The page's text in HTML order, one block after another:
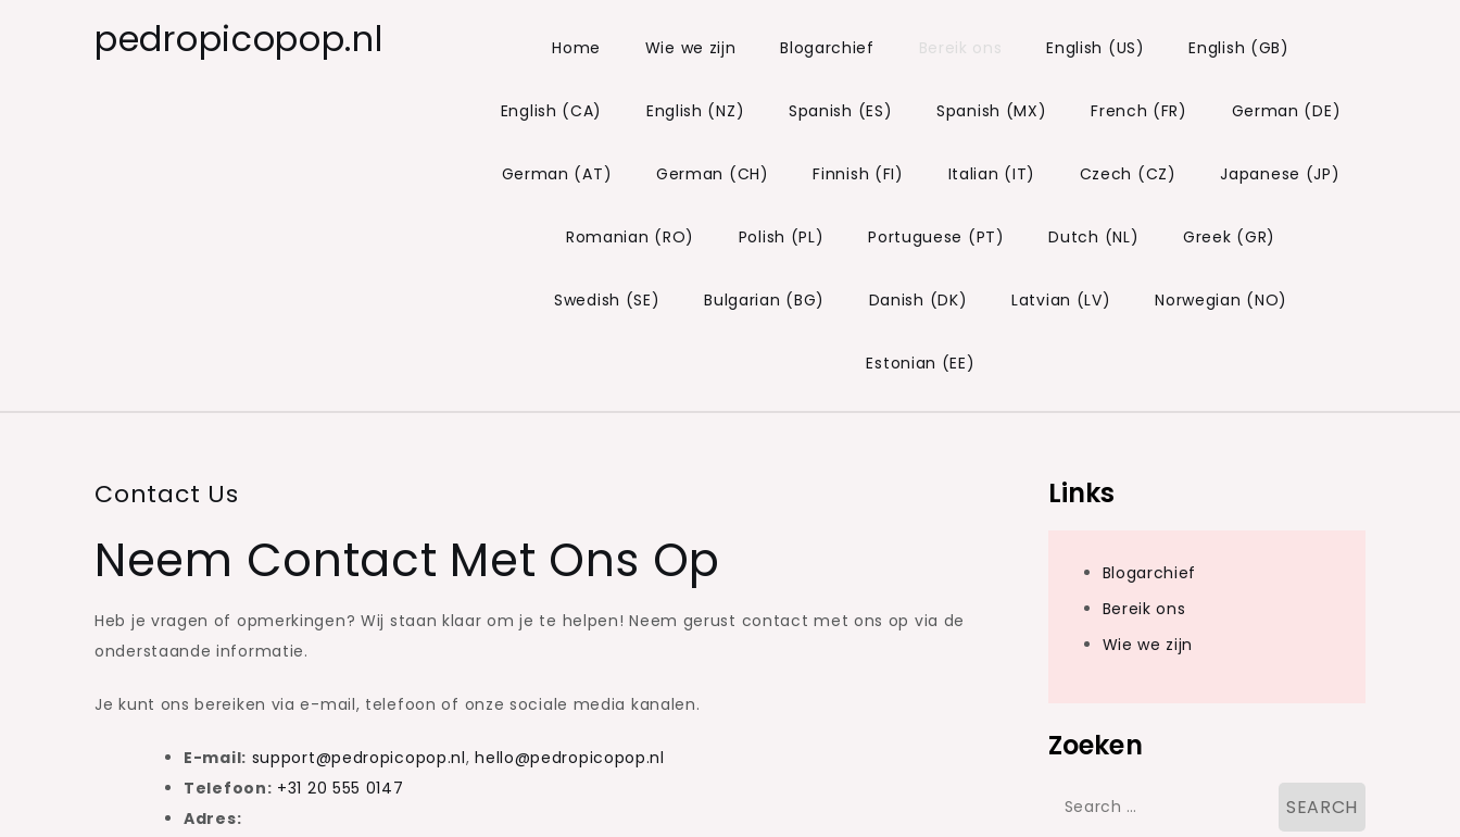
pedropicopop.nl Home Wie we zijn Blogarchief Bereik ons English (US) English (GB)
English (CA) English (NZ) Spanish (ES) Spanish (MX) French (FR) German (DE)
German (AT) German (CH) Finnish (FI) Italian (IT) Czech (CZ) Japanese (JP)
Romanian (RO) Polish (PL) Portuguese (PT) Dutch (NL) Greek (GR)
Swedish (SE) Bulgarian (BG) Danish (DK) Latvian (LV) Norwegian (NO)
Estonian (EE)
Contact Us
Neem Contact Met Ons Op
Heb je vragen of opmerkingen? Wij staan klaar om je te helpen! Neem gerust contact met ons op via de
onderstaande informatie.
Je kunt ons bereiken via e-mail, telefoon of onze sociale media kanalen.
E-mail: support@pedropicopop.nl,hello@pedropicopop.nl
Telefoon: +31 20 555 0147
Adres:
Links
Blogarchief
Bereik ons
Wie we zijn
Zoeken
Search